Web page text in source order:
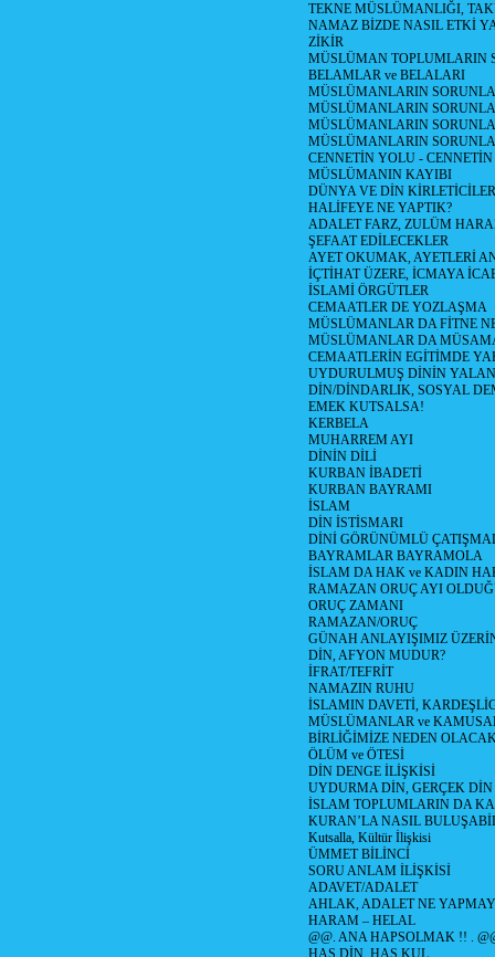
TEKNE MÜSLÜMANLIĞI,
NAMAZ BİZDE NASIL ETKİ
ZİKİR
MÜSLÜMAN TOPLUMLARIN
BELAMLAR ve BELALARI
MÜSLÜMANLARIN
MÜSLÜMANLARIN
MÜSLÜMANLARIN
MÜSLÜMANLARIN
CENNETİN YOLU -
MÜSLÜMANIN KAYIBI
DÜNYA VE DİN
HALİFEYE NE YAPTIK?
ADALET FARZ, ZULÜM
ŞEFAAT EDİLECEKLER
AYET OKUMAK, AYETLERİ
İÇTİHAT ÜZERE, İCMAYA
İSLAMİ ÖRGÜTLER
CEMAATLER DE YOZLAŞMA
MÜSLÜMANLAR DA FİTNE
MÜSLÜMANLAR DA
CEMAATLERİN EGİTİMDE
UYDURULMUŞ DİNİN
DİN/DİNDARLIK, SOSYAL
EMEK KUTSALSA!
KERBELA
MUHARREM AYI
DİNİN DİLİ
KURBAN İBADETİ
KURBAN BAYRAMI
İSLAM
DİN İSTİSMARI
DİNİ GÖRÜNÜMLÜ
BAYRAMLAR BAYRAMOLA
İSLAM DA HAK ve KADIN
RAMAZAN ORUÇ AYI
ORUÇ ZAMANI
RAMAZAN/ORUÇ
GÜNAH ANLAYIŞIMIZ
DİN, AFYON MUDUR?
İFRAT/TEFRİT
NAMAZIN RUHU
İSLAMIN DAVETİ,
MÜSLÜMANLAR ve
BİRLİĞİMİZE NEDEN
ÖLÜM ve ÖTESİ
DİN DENGE İLİŞKİSİ
UYDURMA DİN, GERÇEK DİN
İSLAM TOPLUMLARIN DA
KURAN’LA NASIL
Kutsalla, Kültür İlişkisi
ÜMMET BİLİNCİ
SORU ANLAM İLİŞKİSİ
ADAVET/ADALET
AHLAK, ADALET NE
HARAM – HELAL
@@. ANA HAPSOLMAK !! .
HAS DİN, HAS KUL